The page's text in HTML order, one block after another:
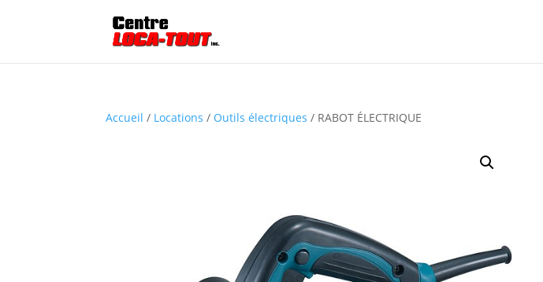
Accueil / Locations / Outils électriques / RABOT ÉLECTRIQUE